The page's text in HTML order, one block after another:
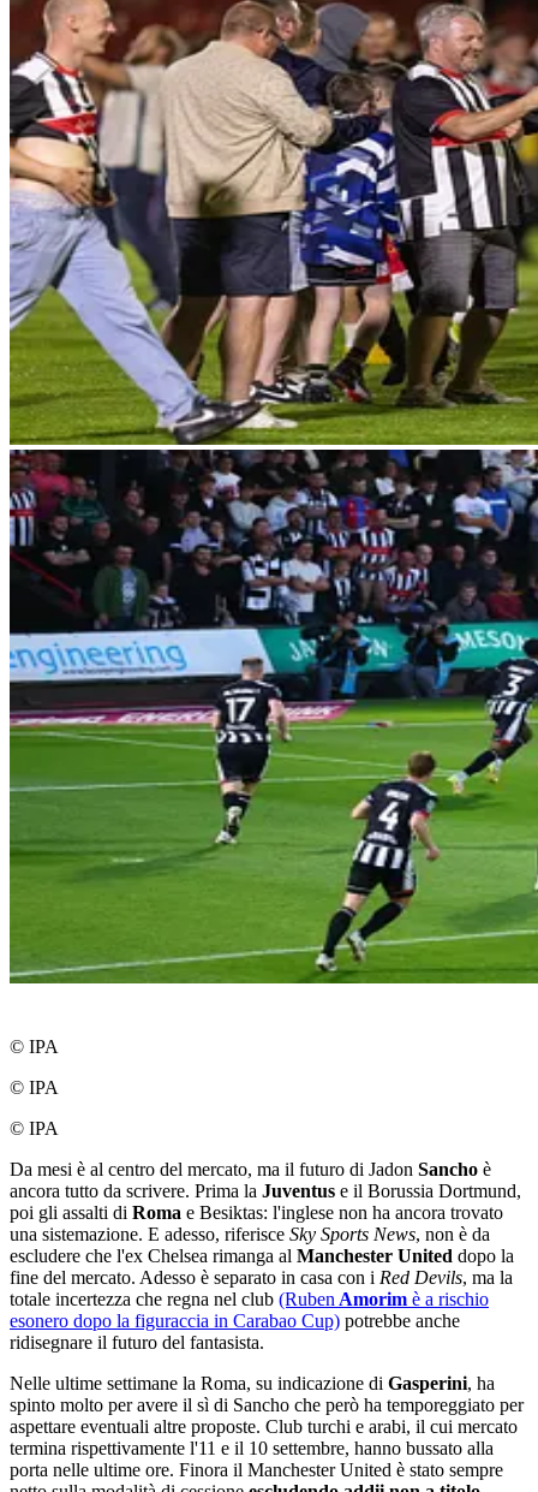
© IPA
© IPA
© IPA
Da mesi è al centro del mercato, ma il futuro di Jadon Sancho è
ancora tutto da scrivere. Prima la Juventus e il Borussia Dortmund,
poi gli assalti di Roma e Besiktas: l'inglese non ha ancora trovato
una sistemazione. E adesso, riferisce Sky Sports News, non è da
escludere che l'ex Chelsea rimanga al Manchester United dopo la
fine del mercato. Adesso è separato in casa con i Red Devils, ma la
totale incertezza che regna nel club (Ruben Amorim è a rischio
esonero dopo la figuraccia in Carabao Cup) potrebbe anche
ridisegnare il futuro del fantasista.
Nelle ultime settimane la Roma, su indicazione di Gasperini, ha
spinto molto per avere il sì di Sancho che però ha temporeggiato per
aspettare eventuali altre proposte. Club turchi e arabi, il cui mercato
termina rispettivamente l'11 e il 10 settembre, hanno bussato alla
porta nelle ultime ore. Finora il Manchester United è stato sempre